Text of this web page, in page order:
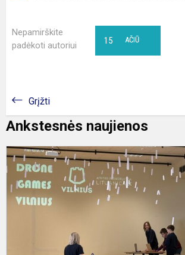
Nepamirškite
padėkoti autoriui
AČIŪ
15
Grįžti
Ankstesnės naujienos